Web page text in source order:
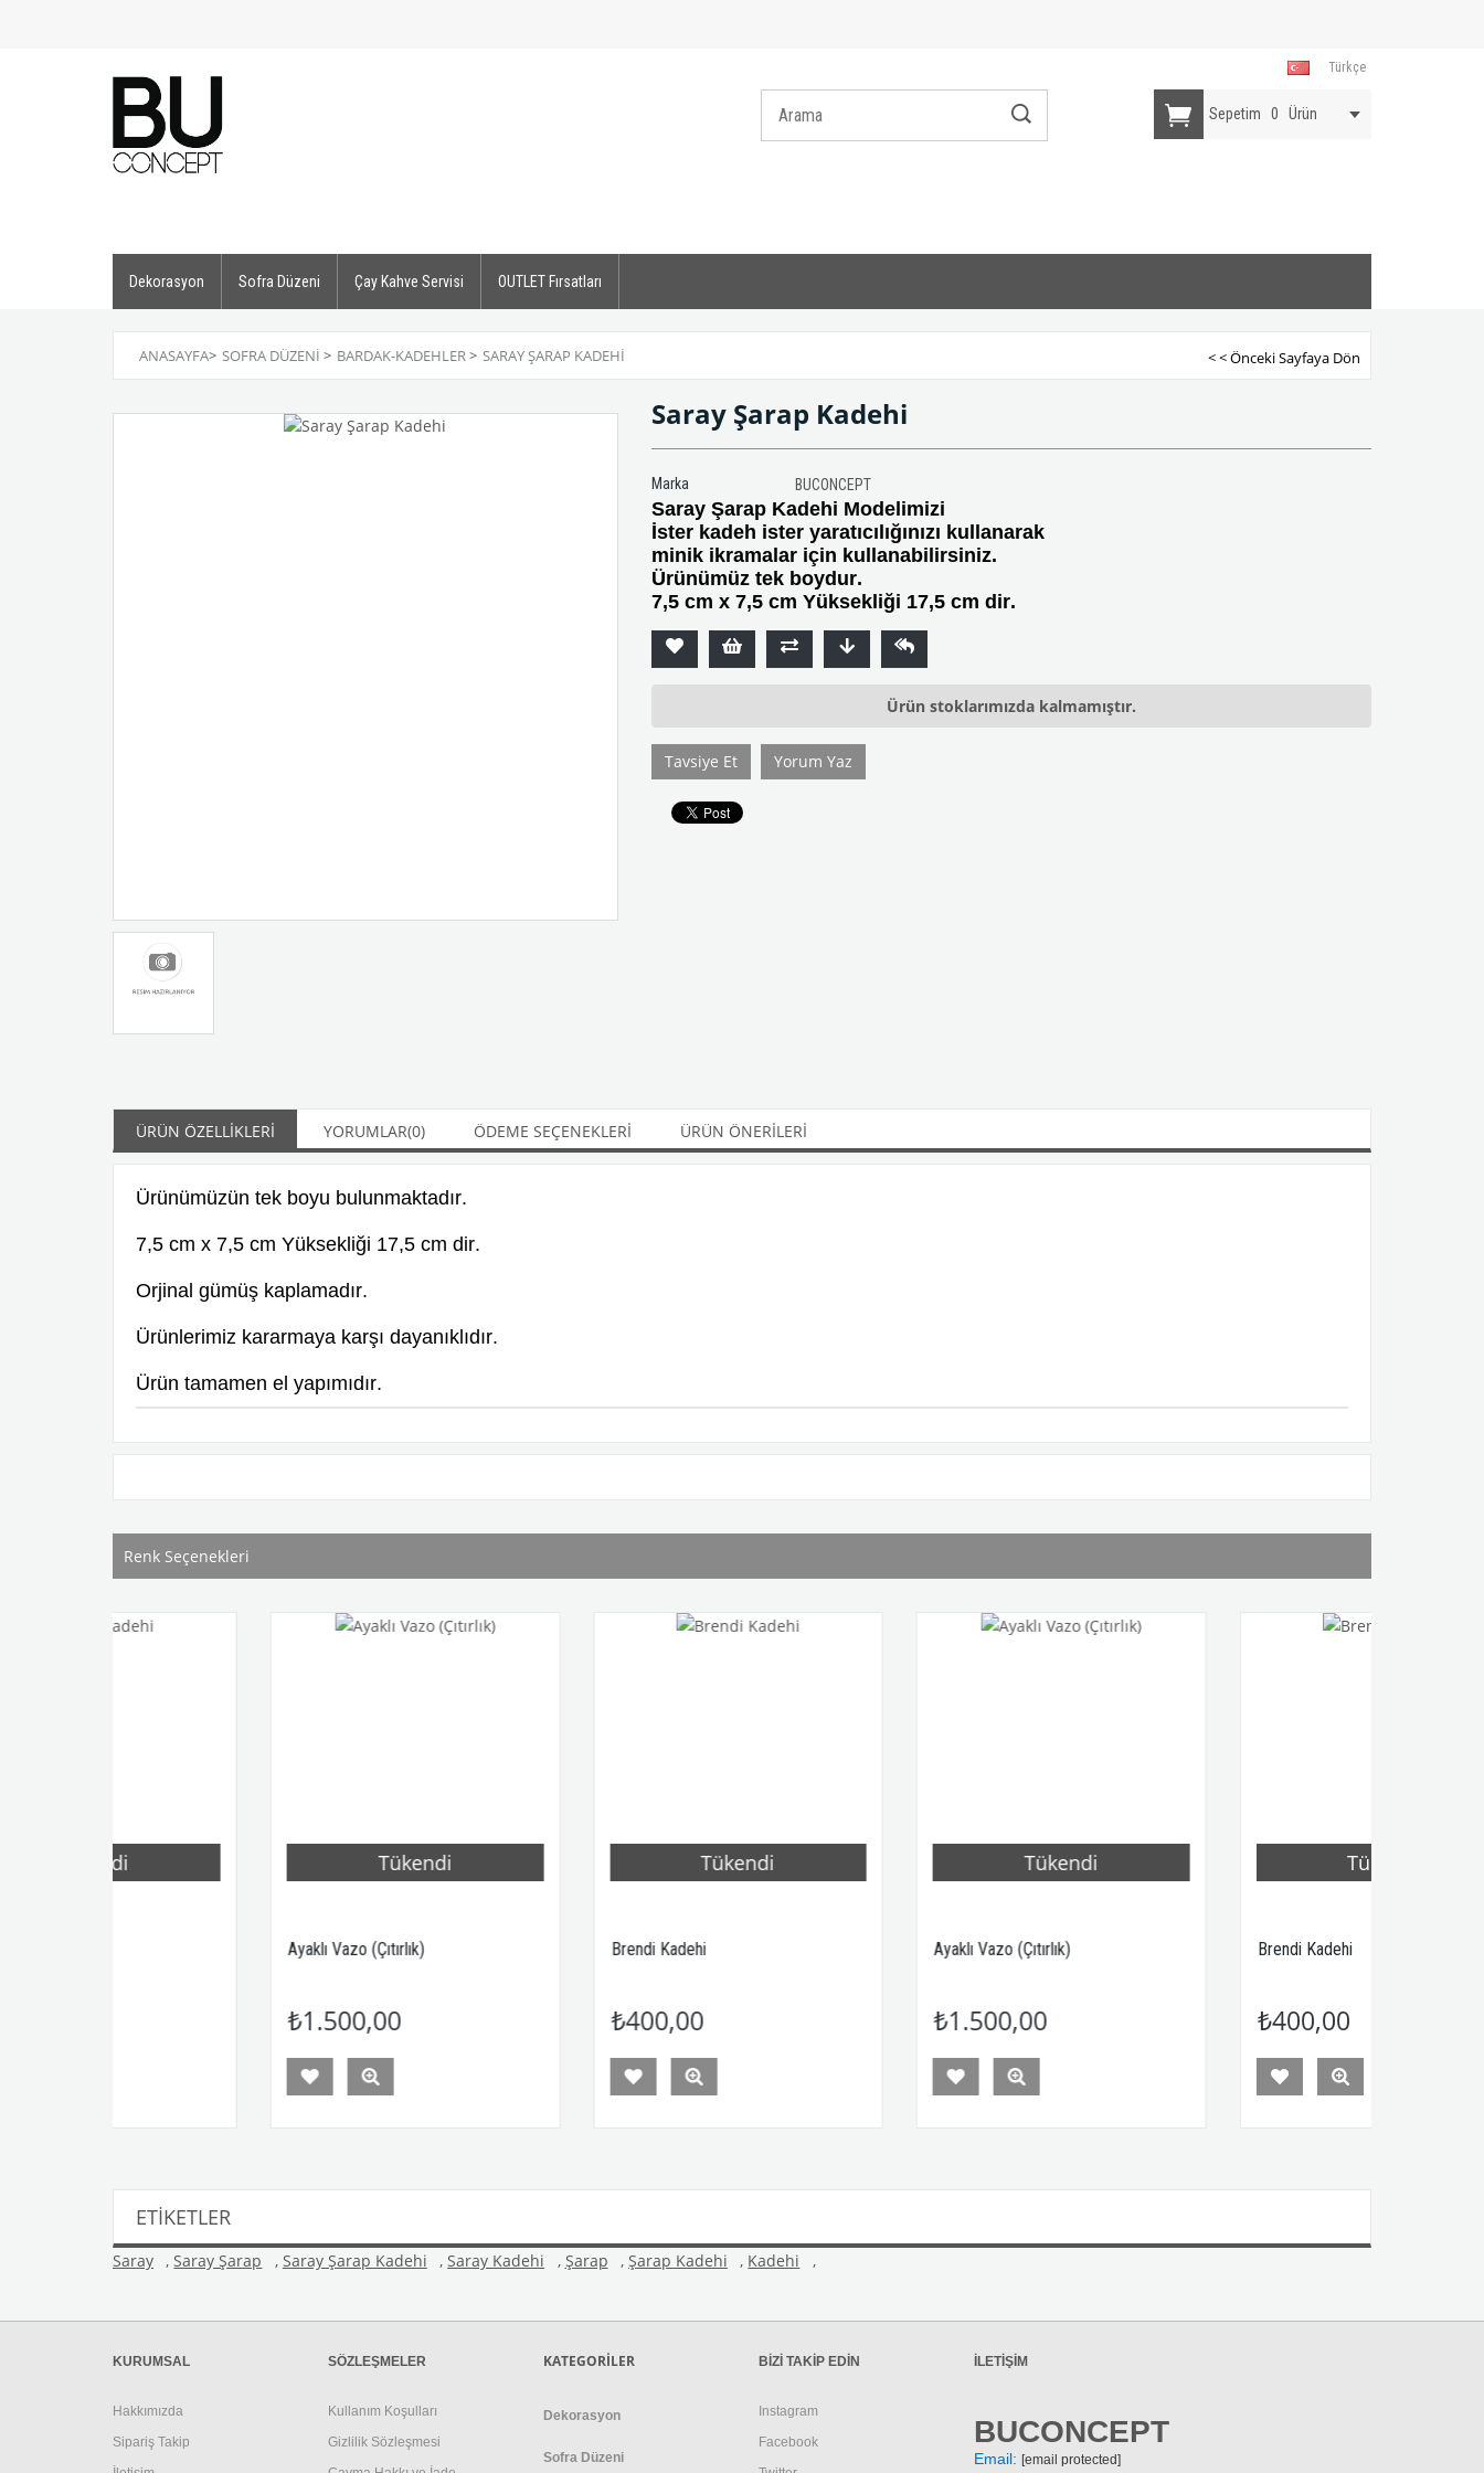
Türkçe
Sepetim 0 Ürün
Dekorasyon Sofra Düzeni Çay Kahve Servisi OUTLET Fırsatları
ANASAYFA> SOFRA DÜZENI > BARDAK-KADEHLER> SARAY ŞARAP KADEHI < < Önceki Sayfaya Dön
Saray Şarap Kadehi
Marka BUCONCEPT
Saray Şarap Kadehi Modelimizi
İster kadeh ister yaratıcılığınızı kullanarak
minik ikramalar için kullanabilirsiniz.
Ürünümüz tek boydur.
7,5 cm x 7,5 cm Yüksekliği 17,5 cm dir.
Ürün stoklarımızda kalmamıştır.
Tavsiye Et Yorum Yaz
ÜRÜN ÖZELLIKLERI YORUMLAR(0) ÖDEME SEÇENEKLERI ÜRÜN ÖNERILERI
Ürünümüzün tek boyu bulunmaktadır.
7,5 cm x 7,5 cm Yüksekliği 17,5 cm dir.
Orjinal gümüş kaplamadır.
Ürünlerimiz kararmaya karşı dayanıklıdır.
Ürün tamamen el yapımıdır.
Renk Seçenekleri
Ayaklı Vazo (Çıtırlık)
₺1.500,00
Ayaklı Vazo (Çıtırlık)
₺1.500,00
ETIKETLER
Saray , Saray Şarap , Saray Şarap Kadehi , Saray Kadehi , Şarap , Şarap Kadehi , Kadehi ,
KURUMSAL
Hakkımızda
Sipariş Takip
SÖZLEŞMELER
Kullanım Koşulları
Gizlilik Sözleşmesi
KATEGORİLER
Dekorasyon
Sofra Düzeni
BİZİ TAKİP EDİN
Instagram
Facebook
İLETIŞIM
BUCONCEPT
Email: [email protected]